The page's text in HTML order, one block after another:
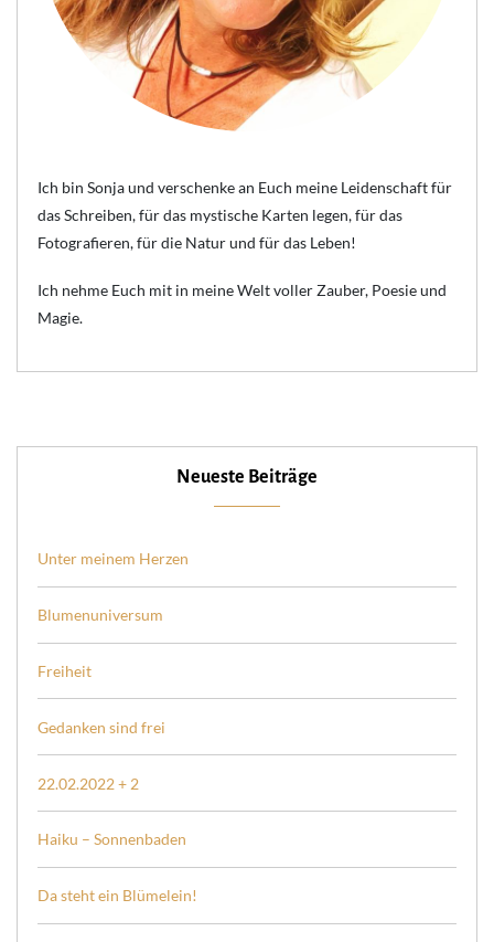
Ich bin Sonja und verschenke an Euch meine Leidenschaft für
das Schreiben, für das mystische Karten legen, für das
Fotografieren, für die Natur und für das Leben!
Ich nehme Euch mit in meine Welt voller Zauber, Poesie und
Magie.
Neueste Beiträge
Unter meinem Herzen
Blumenuniversum
Freiheit
Gedanken sind frei
22.02.2022 + 2
Haiku – Sonnenbaden
Da steht ein Blümelein!